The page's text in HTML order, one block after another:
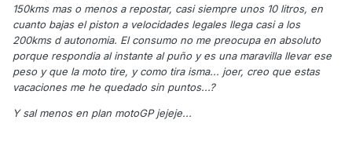
Gracias!
150kms mas o menos a repostar, casi siempre unos 10 litros, en
cuanto bajas el piston a velocidades legales llega casi a los
200kms d autonomia. El consumo no me preocupa en absoluto
porque respondia al instante al puño y es una maravilla llevar ese
peso y que la moto tire, y como tira isma... joer, creo que estas
vacaciones me he quedado sin puntos...?
Y sal menos en plan motoGP jejeje...